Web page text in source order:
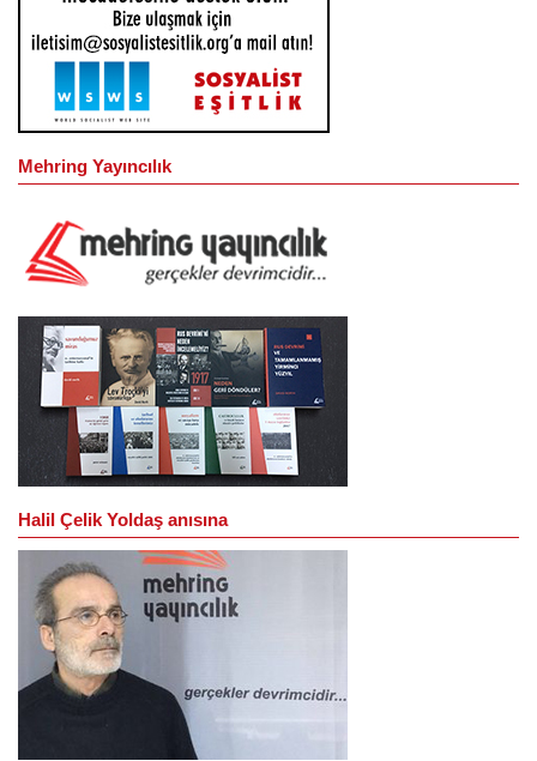
Mehring Yayıncılık
Halil Çelik Yoldaş anısına